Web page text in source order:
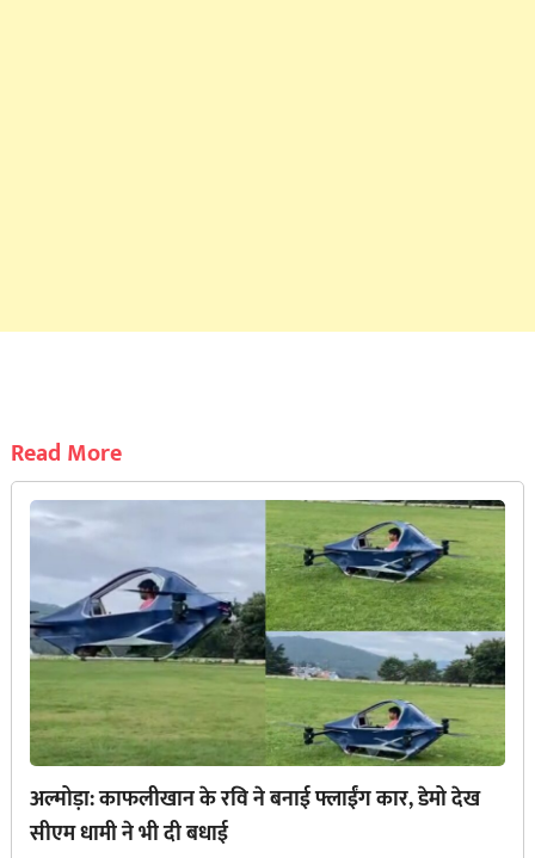
Read More
अल्मोड़ा: काफलीखान के रवि ने बनाई फ्लाईंग कार, डेमो देख
सीएम धामी ने भी दी बधाई